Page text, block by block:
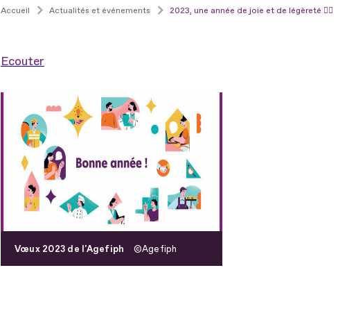
Accueil Actualités et événements 2023, une année de joie et de légèreté 🤸‍♀️
Ecouter
Vœux 2023 de l'Agefiph Agefiph